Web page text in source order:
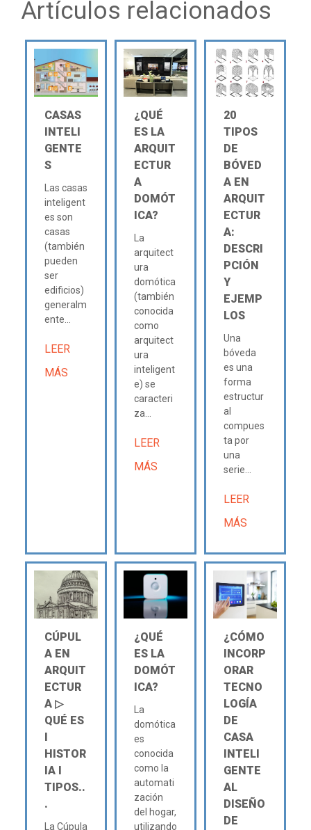
Artículos relacionados
CASAS
INTELI
GENTE
S
Las casas
inteligent
es son
casas
(también
pueden
ser
edificios)
generalm
ente...
LEER
MÁS
¿QUÉ
ES LA
ARQUIT
ECTUR
A
DOMÓT
ICA?
La
arquitect
ura
domótica
(también
conocida
como
arquitect
ura
inteligent
e) se
caracteri
za...
LEER
MÁS
20
TIPOS
DE
BÓVED
A EN
ARQUIT
ECTUR
A:
DESCRI
PCIÓN
Y
EJEMP
LOS
Una
bóveda
es una
forma
estructur
al
compues
ta por
una
serie...
LEER
MÁS
CÚPUL
A EN
ARQUIT
ECTUR
A ▷
QUÉ ES
HISTOR
IA Ι
TIPOS..
.
La Cúpula
¿QUÉ
ES LA
DOMÓT
ICA?
La
domótica
es
conocida
como la
automati
zación
del hogar,
utilizando
¿CÓMO
INCORP
ORAR
TECNO
LOGÍA
DE
CASA
INTELI
GENTE
AL
DISEÑO
DE